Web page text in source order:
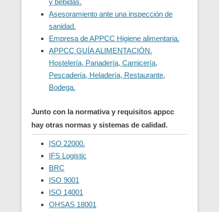
y bebidas.
Asesoramiento ante una inspección de
sanidad.
Empresa de APPCC Higiene alimentaria.
APPCC GUÍA ALIMENTACIÓN.
Hostelería, Panadería, Carnicería,
Pescadería, Heladería, Restaurante,
Bodega.
Junto con la normativa y requisitos appcc
hay otras normas y sistemas de calidad.
ISO 22000.
IFS Logistic
BRC
ISO 9001
ISO 14001
OHSAS 18001